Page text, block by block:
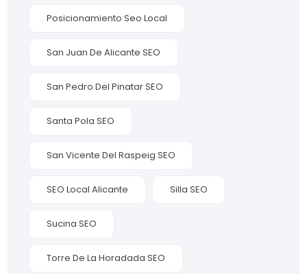
Posicionamiento Seo Local
San Juan De Alicante SEO
San Pedro Del Pinatar SEO
Santa Pola SEO
San Vicente Del Raspeig SEO
SEO Local Alicante Silla SEO
Sucina SEO
Torre De La Horadada SEO